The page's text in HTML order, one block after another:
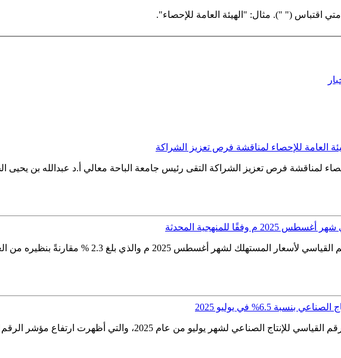
اقتباس (" "). مثال: "الهيئة العامة للإحصاء".
العامة للإحصاء لمناقشة فرص تعزيز الشراكة
لمناقشة فرص تعزيز الشراكة التقى رئيس جامعة الباحة معالي أ.د عبدالله بن
أعلنت الهيئة العامة للإحصاء اليوم عن مؤشر
6.5% في يوليو 2025